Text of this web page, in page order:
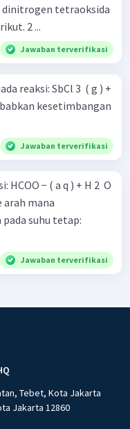
dinitrogen tetraoksida
yang tak berwarna sesuai reaksi berikut. 2 ...
Jawaban terverifikasi
3 ​ ( g ) +
Jawaban terverifikasi
O
suhu tetap:
Jawaban terverifikasi
Tebet, Kota Jakarta
Jakarta 12860